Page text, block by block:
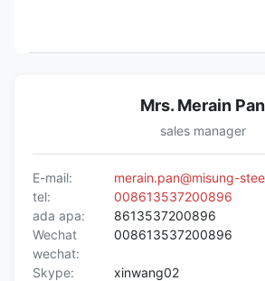
Mrs. Merain Pan
sales manager
E-mail:
merain.pan@misung-
tel:
008613537200896
ada apa:
8613537200896
Wechat
wechat:
008613537200896
Skype: xinwang02